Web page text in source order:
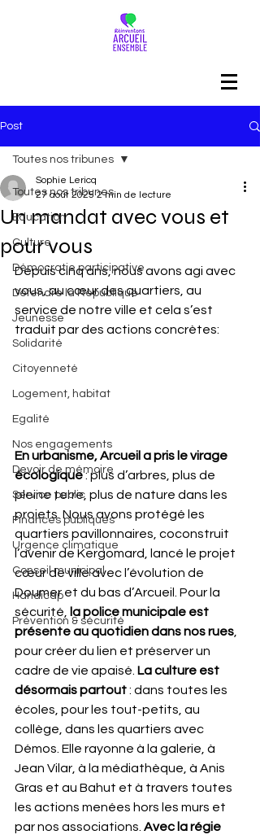
Post
Toutes nos tribunes
Education
Culture
Démocratie participative
Défendre la République
Jeunesse
Solidarité
Citoyenneté
Logement, habitat
Egalité
Nos engagements
Devoir de mémoire
Service public
Finances publiques
Urgence climatique
Conseil municipal
Handicap
Prévention & sécurité
Toutes nos tribunes
Un mandat avec vous et
pour vous
Sophie Lericq
27 août 2025 2 min de lecture
Depuis cinq ans, nous avons agi avec
vous, au cœur des quartiers, au
service de notre ville et cela s’est
traduit par des actions concrètes:
En urbanisme, Arcueil a pris le virage
écologique : plus d’arbres, plus de
pleine terre, plus de nature dans les
projets. Nous avons protégé les
quartiers pavillonnaires, coconstruit
l’avenir de Kergomard, lancé le projet
cœur de ville avec l’évolution de
Doumer et du bas d’Arcueil. Pour la
sécurité, la police municipale est
présente au quotidien dans nos rues,
pour créer du lien et préserver un
cadre de vie apaisé. La culture est
désormais partout : dans toutes les
écoles, pour les tout-petits, au
collège, dans les quartiers avec
Démos. Elle rayonne à la galerie, à
Jean Vilar, à la médiathèque, à Anis
Gras et au Bahut et à travers toutes
les actions menées hors les murs et
par nos associations. Avec la régie